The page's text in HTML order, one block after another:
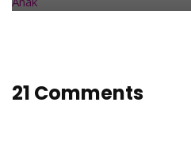
21 Comments